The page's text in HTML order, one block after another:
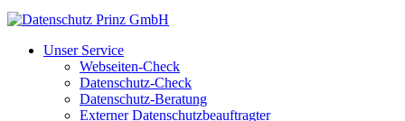
Unser Service
Webseiten-Check
Datenschutz-Check
Datenschutz-Beratung
Externer Datenschutzbeauftragter